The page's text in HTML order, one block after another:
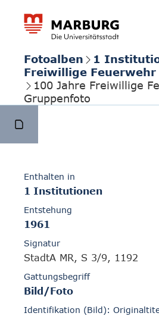
Fotoalben 1
Freiwillige
100 Jahre Freiwillige
Gruppenfoto
Enthalten in
1 Institutionen
Entstehung
1961
Signatur
StadtA MR, S 3/9, 1192
Gattungsbegriff
Bild/Foto
Identifikation (Bild):